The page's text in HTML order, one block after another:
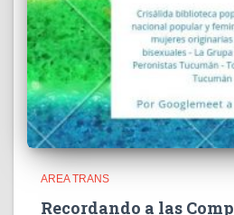
AREA TRANS
Recordando a las